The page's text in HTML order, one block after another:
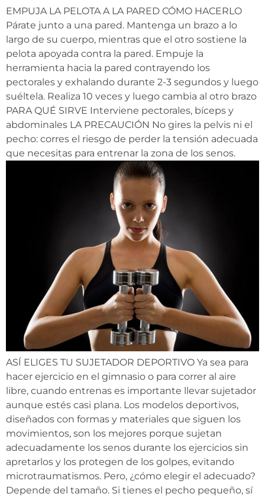
EMPUJA LA PELOTA A LA PARED CÓMO HACERLO
Párate junto a una pared. Mantenga un brazo a lo
largo de su cuerpo, mientras que el otro sostiene la
pelota apoyada contra la pared. Empuje la
herramienta hacia la pared contrayendo los
pectorales y exhalando durante 2-3 segundos y luego
suéltela. Realiza 10 veces y luego cambia al otro brazo
PARA QUÉ SIRVE Interviene pectorales, bíceps y
abdominales LA PRECAUCIÓN No gires la pelvis ni el
pecho: corres el riesgo de perder la tensión adecuada
que necesitas para entrenar la zona de los senos.
ASÍ ELIGES TU SUJETADOR DEPORTIVO Ya sea para
hacer ejercicio en el gimnasio o para correr al aire
libre, cuando entrenas es importante llevar sujetador
aunque estés casi plana. Los modelos deportivos,
diseñados con formas y materiales que siguen los
movimientos, son los mejores porque sujetan
adecuadamente los senos durante los ejercicios sin
apretarlos y los protegen de los golpes, evitando
microtraumatismos. Pero, ¿cómo elegir el adecuado?
Depende del tamaño. Si tienes el pecho pequeño, sí